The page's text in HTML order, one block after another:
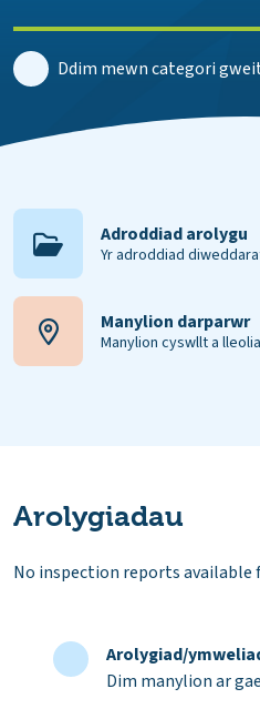
Ddim mewn categori
Adroddiad arolygu
Yr adroddiad
Manylion darparwr
Manylion cyswllt a
Arolygiadau
No inspection reports available
Arolygiad/
Dim manylion ar